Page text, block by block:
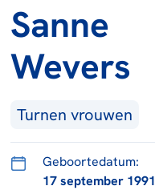
Sanne
Wevers
Turnen vrouwen
Geboortedatum:
17 september 1991